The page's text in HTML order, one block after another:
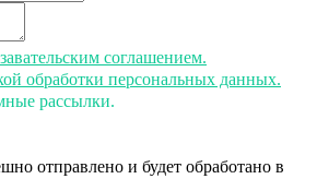
соглашением.
обработки персональных данных.
рассылки.
отправлено и будет обработано в